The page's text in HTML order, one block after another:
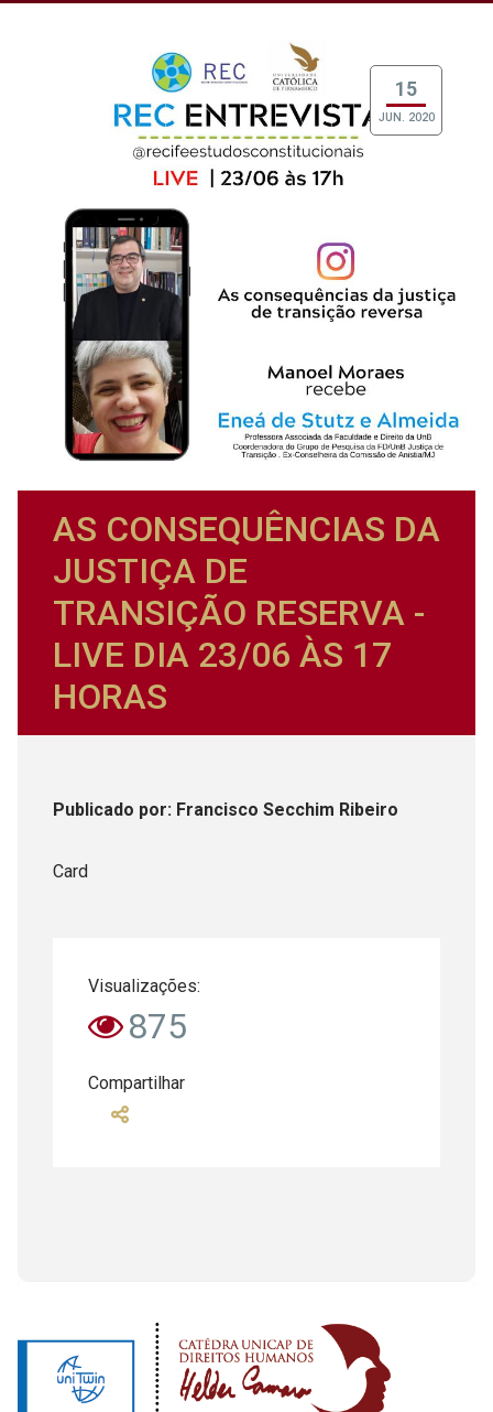
15
JUN. 2020
AS CONSEQUÊNCIAS DA
JUSTIÇA DE
TRANSIÇÃO RESERVA -
LIVE DIA 23/06 ÀS 17
HORAS
Publicado por: Francisco Secchim Ribeiro
Card
Visualizações:
875
Compartilhar